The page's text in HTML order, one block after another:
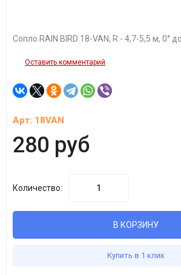
Сопло RAIN BIRD 18-VAN, R - 4,7-5,5 м, 0°
Оставить комментарий
Арт: 18VAN
280 руб
Количество:
В КОРЗИНУ
Купить в 1 клик